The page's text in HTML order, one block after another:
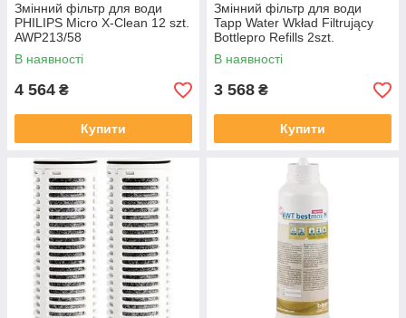
Змінний фільтр для води
PHILIPS Micro X-Clean 12 szt.
AWP213/58
В наявності
4 564 ₴
Купити
Змінний фільтр для води
Tapp Water Wkład Filtrujący
Bottlepro Refills 2szt.
Btlproc002
В наявності
3 568 ₴
Купити